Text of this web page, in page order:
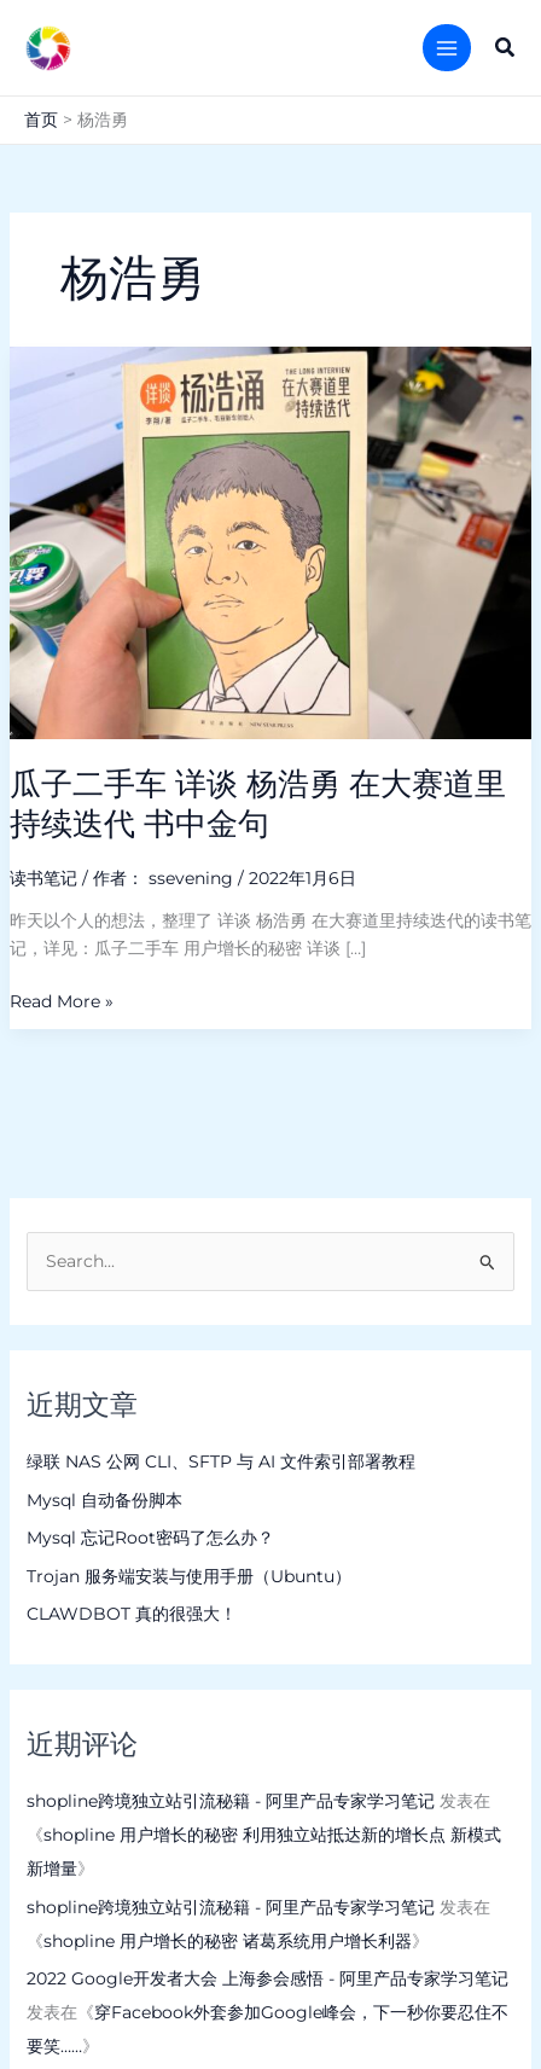
搜
首页 杨浩勇
杨浩勇
瓜子二手车 详谈 杨浩勇 在大赛道里
持续迭代 书中金句
读书笔记/ 作者： ssevening / 2022年1月6日
昨天以个人的想法，整理了 详谈 杨浩勇 在大赛道里持续迭代的读书笔
记，详见：瓜子二手车 用户增长的秘密 详谈 […]
子
详
谈
杨
浩
勇
在
大
赛
道
持
续
迭
书
中
金
Read More »
近期文章
绿联 NAS 公网 CLI、SFTP 与 AI 文件索引部署教程
Mysql 自动备份脚本
Mysql 忘记Root密码了怎么办？
Trojan 服务端安装与使用手册（Ubuntu）
CLAWDBOT 真的很强大！
近期评论
shopline跨境独立站引流秘籍 - 阿里产品专家学习笔记发表在
《shopline 用户增长的秘密 利用独立站抵达新的增长点 新模式
新增量》
shopline跨境独立站引流秘籍 - 阿里产品专家学习笔记发表在
《shopline 用户增长的秘密 诸葛系统用户增长利器》
2022 Google开发者大会 上海参会感悟 - 阿里产品专家学习笔记
发表在《穿Facebook外套参加Google峰会，下一秒你要忍住不
要笑……》